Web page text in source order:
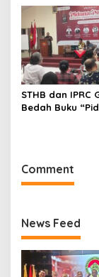
Penegakan
STHB dan IPRC
Bedah Buku
Comment
News Feed